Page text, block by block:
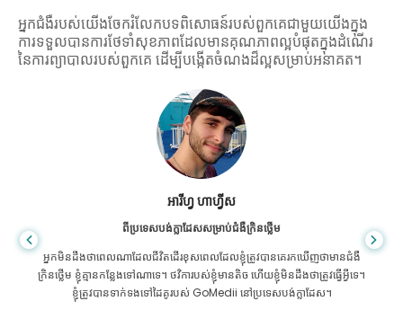
អ្នកជំងឺរបស់យើងចែករំលែកបទពិសោធន៍របស់ពួកគេជាមួយយើងក្នុង
ការទទួលបានការថែទាំសុខភាពដែលមានគុណភាពល្អបំផុតក្នុងដំណើរ
នៃការព្យាបាលរបស់ពួកគេ ដើម្បីបង្កើតចំណងដ៏ល្អសម្រាប់អនាគត។
អារីហ្វ ហាហ្វីស
ពីប្រទេសបង់ក្លាដែសសម្រាប់ជំងឺក្រិនថ្លើម
អ្នក​មិន​ដឹង​ថា​ពេល​ណា​ដែល​ជីវិត​ដើរ​ខុស​ពេល​ដែល​ខ្ញុំ​ត្រូវ​បាន​គេ​រក​ឃើញ​ថា​មាន​ជំងឺ​
ក្រិន​ថ្លើម ខ្ញុំ​គ្មាន​កន្លែង​ទៅ​ណា​ទេ។ ថវិការបស់ខ្ញុំមានតិច ហើយខ្ញុំមិនដឹងថាត្រូវធ្វើអ្វីទេ។
ខ្ញុំត្រូវបានទាក់ទងទៅដៃគូរបស់ GoMedii នៅប្រទេសបង់ក្លាដែស។